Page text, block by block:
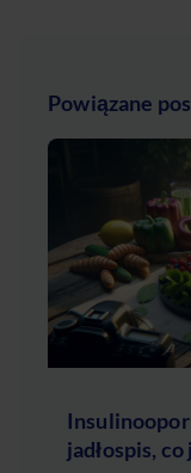
Powiązane
jadłospis,